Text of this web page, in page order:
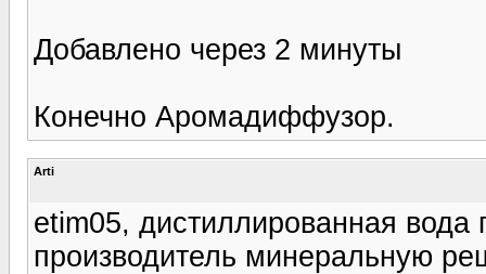
Добавлено через 2 минуты
Конечно Аромадиффузор.
Arti
etim05, дистиллированная
производитель минеральную